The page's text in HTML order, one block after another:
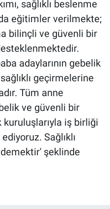
sağlıklı beslenme
eğitimler verilmekte;
bilinçli ve güvenli bir
adaylarının gebelik
geçirmelerine
Tüm anne
ve güvenli bir
kuruluşlarıyla iş birliği
Sağlıklı
demektir' şeklinde